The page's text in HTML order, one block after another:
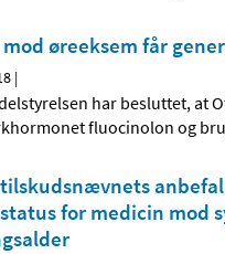
mod øreeksem får
|
har besluttet, at
fluocinolon og
for medicin mod